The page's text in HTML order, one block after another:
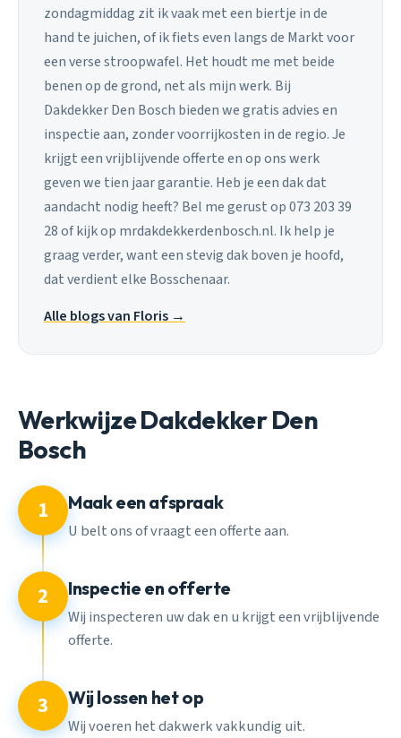
zondagmiddag zit ik vaak met een biertje in de
hand te juichen, of ik fiets even langs de Markt voor
een verse stroopwafel. Het houdt me met beide
benen op de grond, net als mijn werk. Bij
Dakdekker Den Bosch bieden we gratis advies en
inspectie aan, zonder voorrijkosten in de regio. Je
krijgt een vrijblijvende offerte en op ons werk
geven we tien jaar garantie. Heb je een dak dat
aandacht nodig heeft? Bel me gerust op 073 203 39
28 of kijk op mrdakdekkerdenbosch.nl. Ik help je
graag verder, want een stevig dak boven je hoofd,
dat verdient elke Bosschenaar.
Alle blogs van Floris →
Werkwijze Dakdekker Den
Bosch
1 Maak een afspraak
U belt ons of vraagt een offerte aan.
2 Inspectie en offerte
Wij inspecteren uw dak en u krijgt een vrijblijvende
offerte.
3 Wij lossen het op
Wij voeren het dakwerk vakkundig uit.